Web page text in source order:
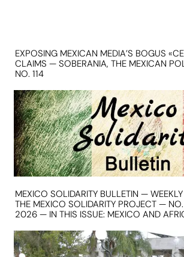
EXPOSING MEXICAN MEDIA’S BOGUS
CLAIMS — SOBERANIA, THE MEXICAN
NO. 114
MEXICO SOLIDARITY BULLETIN —
THE MEXICO SOLIDARITY PROJECT —
2026 — IN THIS ISSUE: MEXICO AND